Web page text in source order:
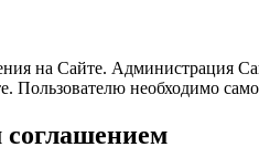
на Сайте. Администрация
Пользователю необходимо
соглашением